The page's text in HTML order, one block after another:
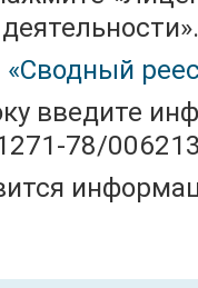
«Сводный
введите
78/